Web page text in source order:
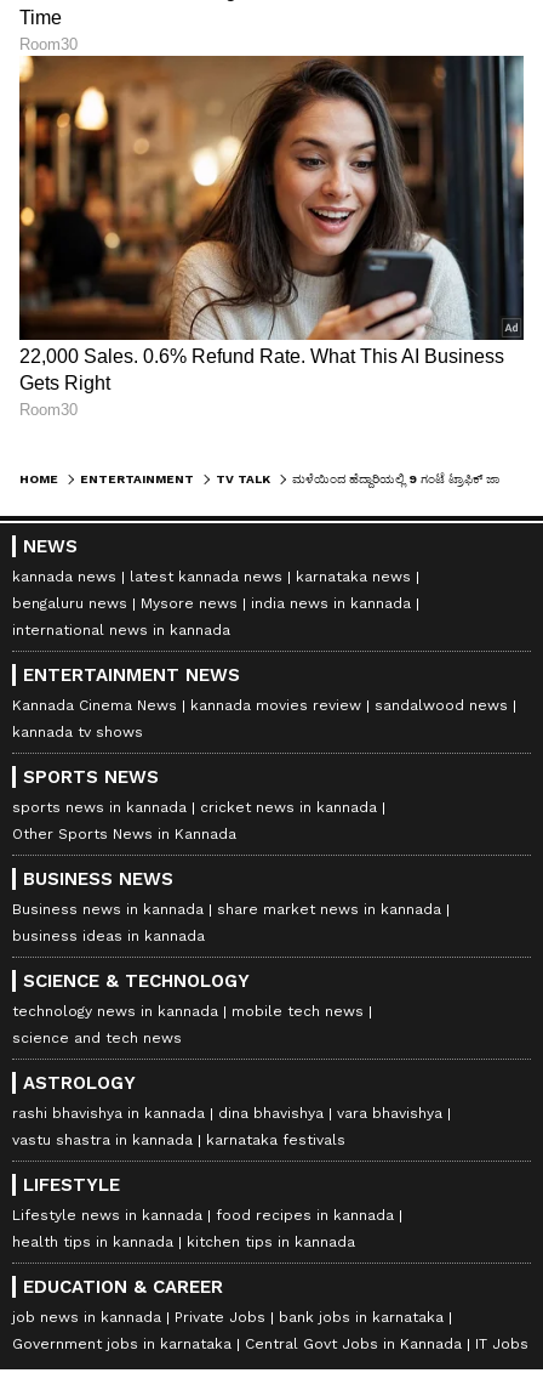
HOME ENTERTAINMENT TV TALK
NEWS
kannada news latest kannada news
karnataka news
bengaluru news
Mysore news
india news in kannada
international news in kannada
ENTERTAINMENT NEWS
Kannada Cinema News kannada movies review
sandalwood news
kannada tv shows
SPORTS NEWS
sports news in kannada
cricket news in kannada
Other Sports News in Kannada
BUSINESS NEWS
Business news in kannada
share market news in kannada
business ideas in kannada
SCIENCE & TECHNOLOGY
technology news in kannada
mobile tech news
science and tech news
ASTROLOGY
rashi bhavishya in kannada dina bhavishya
vara bhavishya
vastu shastra in kannada
karnataka festivals
LIFESTYLE
Lifestyle news in kannada
food recipes in kannada
health tips in kannada
kitchen tips in kannada
EDUCATION & CAREER
job news in kannada Private Jobs
bank jobs in karnataka
Government jobs in karnataka
Central Govt Jobs in Kannada IT Jobs